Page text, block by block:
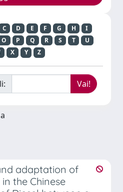
C D E F G H
I
O P Q R S T
U
X Y Z
adaptation of
the Chinese